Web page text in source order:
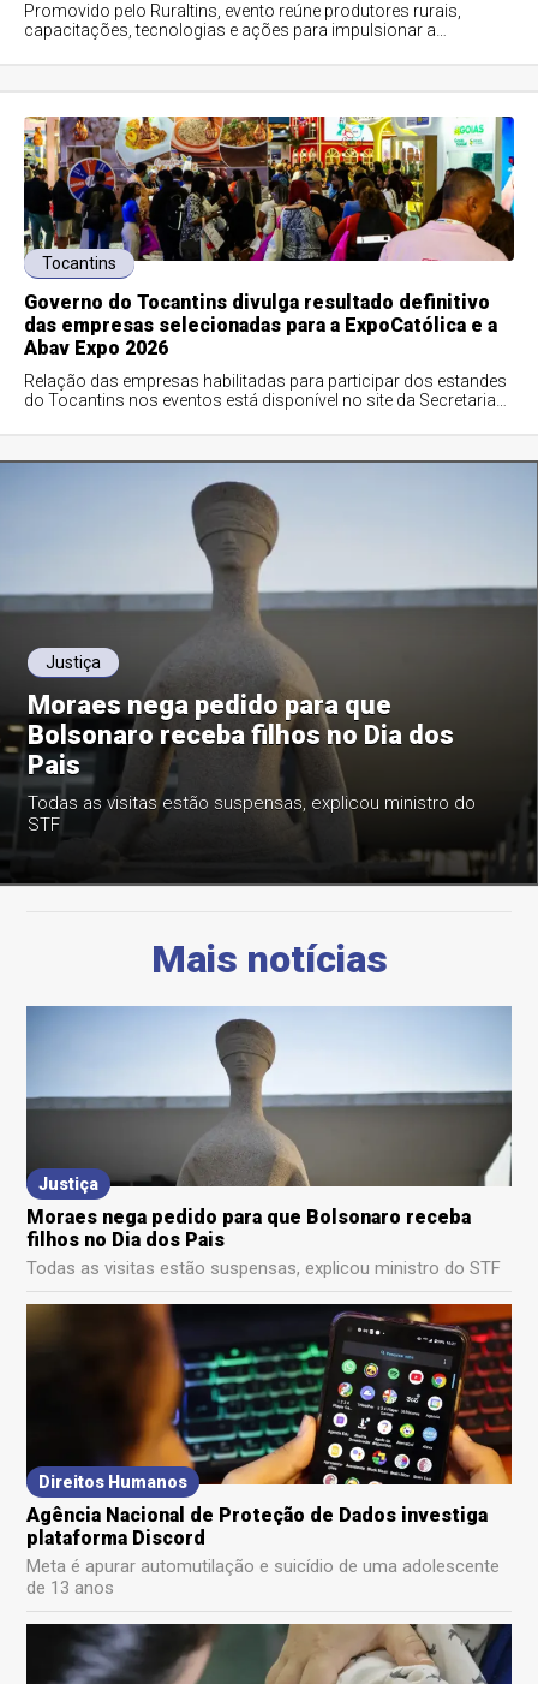
Promovido pelo Ruraltins, evento reúne produtores rurais,
capacitações, tecnologias e ações para impulsionar a
Tocantins
Governo do Tocantins divulga resultado definitivo
das empresas selecionadas para a ExpoCatólica e a
Abav Expo 2026
Relação das empresas habilitadas para participar dos estandes
do Tocantins nos eventos está disponível no site da Secretaria
Justiça
Moraes nega pedido para que
Bolsonaro receba filhos no Dia dos
Pais
Todas as visitas estão suspensas, explicou ministro do
STF
Mais notícias
Justiça
Moraes nega pedido para que Bolsonaro receba
filhos no Dia dos Pais
Todas as visitas estão suspensas, explicou ministro do STF
Direitos Humanos
Agência Nacional de Proteção de Dados investiga
plataforma Discord
Meta é apurar automutilação e suicídio de uma adolescente
de 13 anos